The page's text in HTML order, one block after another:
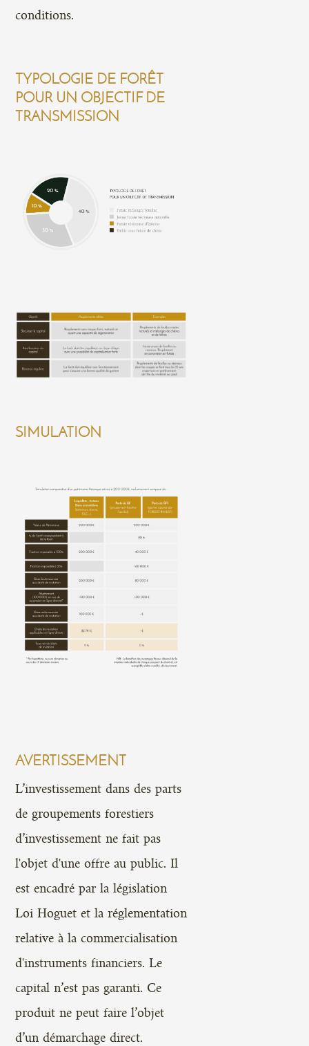
conditions.
TYPOLOGIE DE FORÊT
POUR UN OBJECTIF DE
TRANSMISSION
SIMULATION
AVERTISSEMENT
L’investissement dans des parts
de groupements forestiers
d’investissement ne fait pas
l'objet d'une offre au public. Il
est encadré par la législation
Loi Hoguet et la réglementation
relative à la commercialisation
d'instruments financiers. Le
capital n’est pas garanti. Ce
produit ne peut faire l’objet
d’un démarchage direct.